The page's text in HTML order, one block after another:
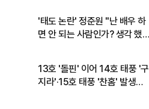
'태도 논란' 정준원 "난 배우 하
면 안 되는 사람인가? 생각 했
13호 '돌핀' 이어 14호 태풍 '구
지라'·15호 태풍 '찬홈' 발생…